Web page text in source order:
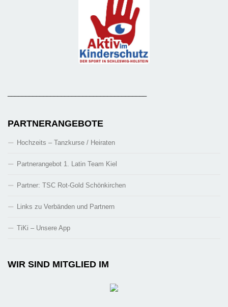
PARTNERANGEBOTE
Hochzeits – Tanzkurse / Heiraten
Partnerangebot 1. Latin Team Kiel
Partner: TSC Rot-Gold Schönkirchen
Links zu Verbänden und Partnern
TiKi – Unsere App
WIR SIND MITGLIED IM